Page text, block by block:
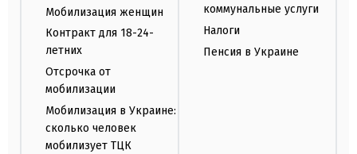
Мобилизация женщин
Контракт для 18-24-
летних
Отсрочка от
мобилизации
Мобилизация в Украине:
сколько человек
мобилизует ТЦК
коммунальные услуги
Налоги
Пенсия в Украине